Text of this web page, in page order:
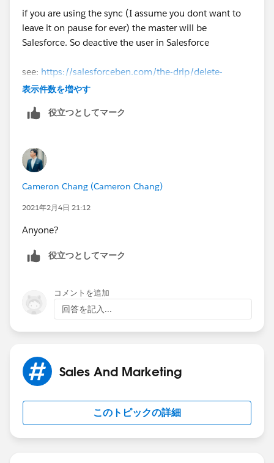
if you are using the sync (I assume you dont want to
leave it on pause for ever) the master will be
Salesforce. So deactive the user in Salesforce
see: https://salesforceben.com/the-drip/delete-
pardot-user/
Khoi
表示件数を増やす
役立つとしてマーク
Cameron Chang (Cameron Chang)
2021年2月4日 21:12
Anyone?
役立つとしてマーク
コメントを追加
回答を記入...
Sales And Marketing
このトピックの詳細